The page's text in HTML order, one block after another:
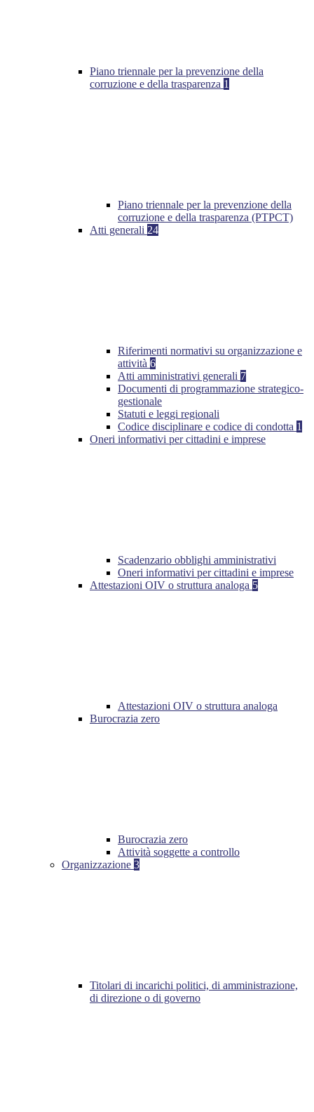
Piano triennale per la prevenzione della
corruzione e della trasparenza 1
Piano triennale per la prevenzione della
corruzione e della trasparenza (PTPCT)
Atti generali 24
Riferimenti normativi su organizzazione e
attività 6
Atti amministrativi generali 7
Documenti di programmazione strategico-
gestionale
Statuti e leggi regionali
Codice disciplinare e codice di condotta 1
Oneri informativi per cittadini e imprese
Scadenzario obblighi amministrativi
Oneri informativi per cittadini e imprese
Attestazioni OIV o struttura analoga 5
Attestazioni OIV o struttura analoga
Burocrazia zero
Burocrazia zero
Attività soggette a controllo
Organizzazione 3
Titolari di incarichi politici, di amministrazione,
di direzione o di governo